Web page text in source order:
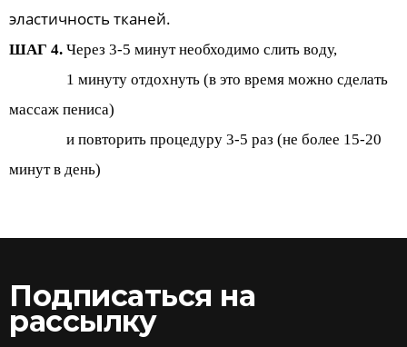
эластичность тканей.
ШАГ 4. Через 3-5 минут необходимо слить воду,
1 минуту отдохнуть (в это время можно сделать
массаж пениса)
и повторить процедуру 3-5 раз (не более 15-20
минут в день)
Подписаться на
рассылку